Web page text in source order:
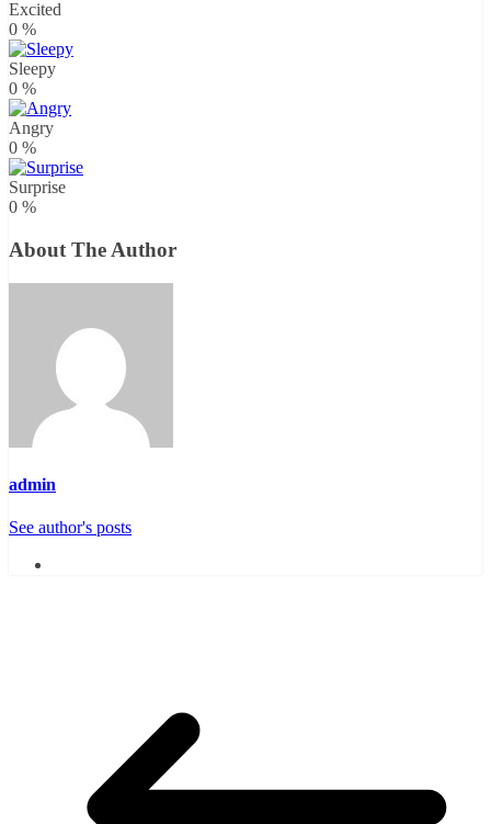
Excited
0 %
Sleepy
0 %
Angry
0 %
Surprise
0 %
About The Author
admin
See author's posts